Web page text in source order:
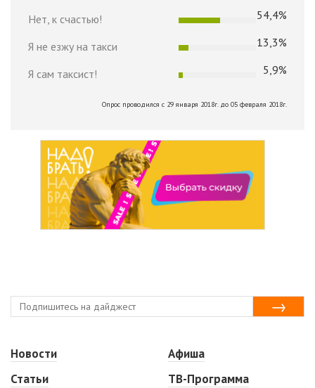
Нет, к счастью! 54,4%
Я не езжу на такси 13,3%
Я сам таксист! 5,9%
Опрос проводился с 29 января 2018г. до 05 февраля 2018г.
Новости
Статьи
Афиша
ТВ-Программа